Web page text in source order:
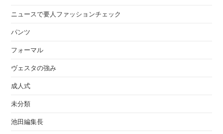
ニュースで要人ファッションチェック
パンツ
フォーマル
ヴェスタの強み
成人式
未分類
池田編集長